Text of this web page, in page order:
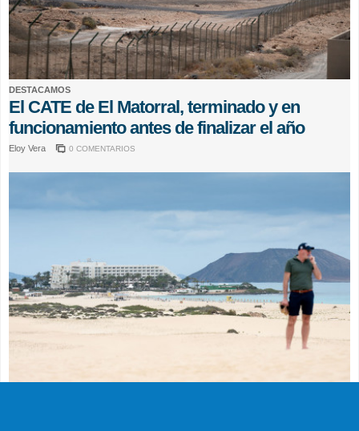
DESTACAMOS
El CATE de El Matorral, terminado y en
funcionamiento antes de finalizar el año
Eloy Vera 0 COMENTARIOS